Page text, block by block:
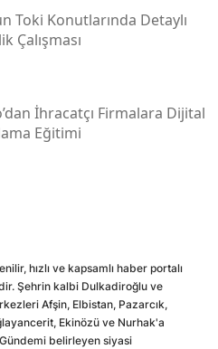
Toki̇ Konutlarında Detaylı
Çalışması
İhracatçı Firmalara Dijital
Eğitimi
hızlı ve kapsamlı haber portalı
Şehrin kalbi Dulkadiroğlu ve
Afşin, Elbistan, Pazarcık,
Ekinözü ve Nurhak'a
belirleyen siyasi